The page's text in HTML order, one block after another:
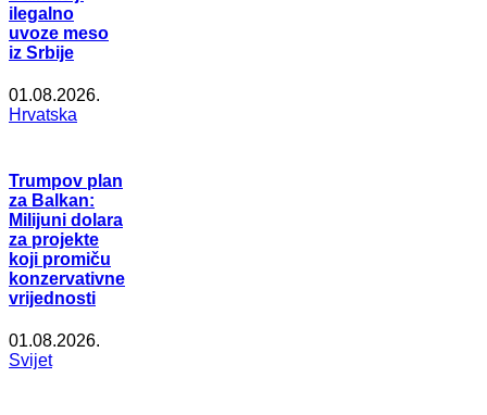
ilegalno
uvoze meso
iz Srbije
01.08.2026.
Hrvatska
Trumpov plan
za Balkan:
Milijuni dolara
za projekte
koji promiču
konzervativne
vrijednosti
01.08.2026.
Svijet